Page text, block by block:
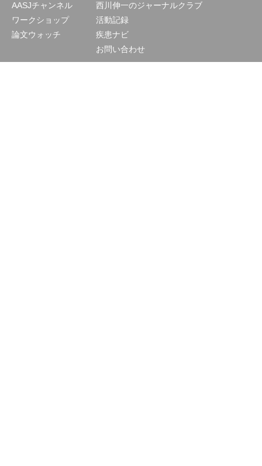
AASJチャンネル
ワークショップ
論文ウォッチ
西川伸一のジャーナルクラブ
活動記録
疾患ナビ
お問い合わせ